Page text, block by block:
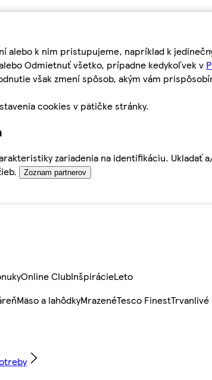
alebo k nim pristupujeme, napríklad k
Odmietnuť všetko, prípadne kedykoľvek v
však zmení spôsob, akým vám
cookies v pätičke stránky.
zariadenia na identifikáciu.
Zoznam partnerov
Online ClubInšpirácieLeto
Mäso a lahôdkyMrazenéTesco Finest